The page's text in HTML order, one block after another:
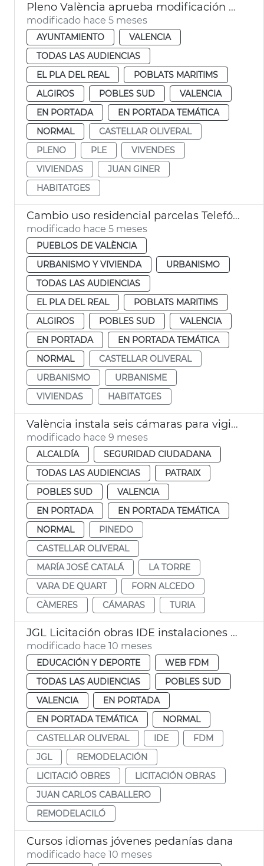
Pleno València aprueba modificación PGOU cambio uso parcelas Telefónica
modificado hace 5 meses
AYUNTAMIENTO
VALENCIA
TODAS LAS AUDIENCIAS
EL PLA DEL REAL
POBLATS MARITIMS
ALGIROS
POBLES SUD
VALENCIA
EN PORTADA
EN PORTADA TEMÁTICA
NORMAL
CASTELLAR OLIVERAL
PLENO
PLE
VIVENDES
VIVIENDAS
JUAN GINER
HABITATGES
Cambio uso residencial parcelas Telefónica València
modificado hace 5 meses
PUEBLOS DE VALÈNCIA
URBANISMO Y VIVIENDA
URBANISMO
TODAS LAS AUDIENCIAS
EL PLA DEL REAL
POBLATS MARITIMS
ALGIROS
POBLES SUD
VALENCIA
EN PORTADA
EN PORTADA TEMÁTICA
NORMAL
CASTELLAR OLIVERAL
URBANISMO
URBANISME
VIVIENDAS
HABITATGES
València instala seis cámaras para vigilar el caudal del Turia
modificado hace 9 meses
ALCALDÍA
SEGURIDAD CIUDADANA
TODAS LAS AUDIENCIAS
PATRAIX
POBLES SUD
VALENCIA
EN PORTADA
EN PORTADA TEMÁTICA
NORMAL
PINEDO
CASTELLAR OLIVERAL
MARÍA JOSÉ CATALÁ
LA TORRE
VARA DE QUART
FORN ALCEDO
CÀMERES
CÁMARAS TURIA
JGL Licitación obras IDE instalaciones deportivas Castellar-l'Oliveral
modificado hace 10 meses
EDUCACIÓN Y DEPORTE
WEB FDM
TODAS LAS AUDIENCIAS
POBLES SUD
VALENCIA
EN PORTADA
EN PORTADA TEMÁTICA
NORMAL
CASTELLAR OLIVERAL
IDE
FDM
JGL
REMODELACIÓN
LICITACIÓ OBRES
LICITACIÓN OBRAS
JUAN CARLOS CABALLERO
REMODELACILÓ
Cursos idiomas jóvenes pedanías dana
modificado hace 10 meses